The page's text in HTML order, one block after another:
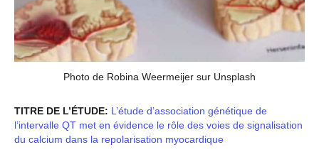
Photo de Robina Weermeijer sur Unsplash
TITRE DE L’ÉTUDE: L’étude d’association génétique de
l’intervalle QT met en évidence le rôle des voies de signalisation
du calcium dans la repolarisation myocardique